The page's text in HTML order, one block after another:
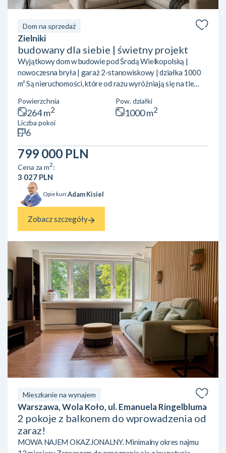
Dom na sprzedaż
Zielniki
budowany dla siebie | świetny projekt
Wyjątkowy dom w budowie pod Środą Wielkopolską |
nowoczesna bryła | garaż 2-stanowiskowy | działka 1000
m² Są nieruchomości, które od razu wyróżniają się na tle
Nowoczesna, przykuwająca uwagę bryła, bardzo
funkcjonalny układ pomieszczeń, duże przeszklenia,
przestrzeń, garaż na dwa samochody i świetna lokalizacja z
szybkim dojazdem do Środy Wielkopolskiej oraz Poznania.
Dom był przygotowywany przez właścicieli dla siebie — z
dużą dbałością o pr...
Powierzchnia
264 m2
Pow. działki
1000 m2
Liczba pokoi
6
799 000 PLN
Cena za m2:
3 027 PLN
Opiekun:Adam Kisiel
Zobacz szczegóły
Mieszkanie na wynajem
Warszawa, Wola Koło, ul. Emanuela Ringelbluma
2 pokoje z balkonem do wprowadzenia od
zaraz!
MOWA NAJEM OKAZJONALNY. Minimalny okres najmu